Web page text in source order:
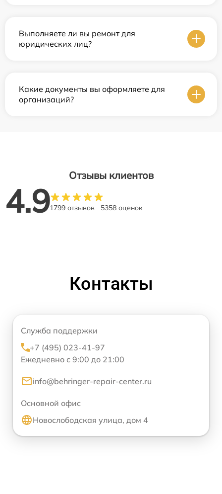
Выполняете ли вы ремонт для
юридических лиц?
Какие документы вы оформляете для
организаций?
Отзывы клиентов
4.91799 отзывов 5358 оценок
Контакты
Служба поддержки
+7 (495) 023-41-97
Ежедневно с 9:00 до 21:00
info@behringer-repair-center.ru
Основной офис
Новослободская улица, дом 4